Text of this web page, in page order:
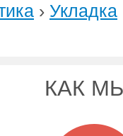
› Укладка
КАК